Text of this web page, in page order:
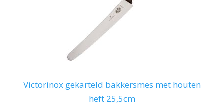
Victorinox gekarteld bakkersmes met houten
heft 25,5cm